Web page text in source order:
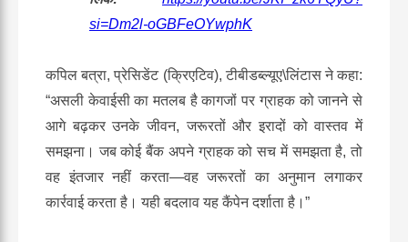
si=Dm2l-oGBFeOYwphK
कपिल बत्रा, प्रेसिडेंट (क्रिएटिव), टीबीडब्ल्यूए\लिंटास ने कहा:
“असली केवाईसी का मतलब है कागजों पर ग्राहक को जानने से
आगे बढ़कर उनके जीवन, जरूरतों और इरादों को वास्तव में
समझना। जब कोई बैंक अपने ग्राहक को सच में समझता है, तो
वह इंतजार नहीं करता—वह जरूरतों का अनुमान लगाकर
कार्रवाई करता है। यही बदलाव यह कैंपेन दर्शाता है।”